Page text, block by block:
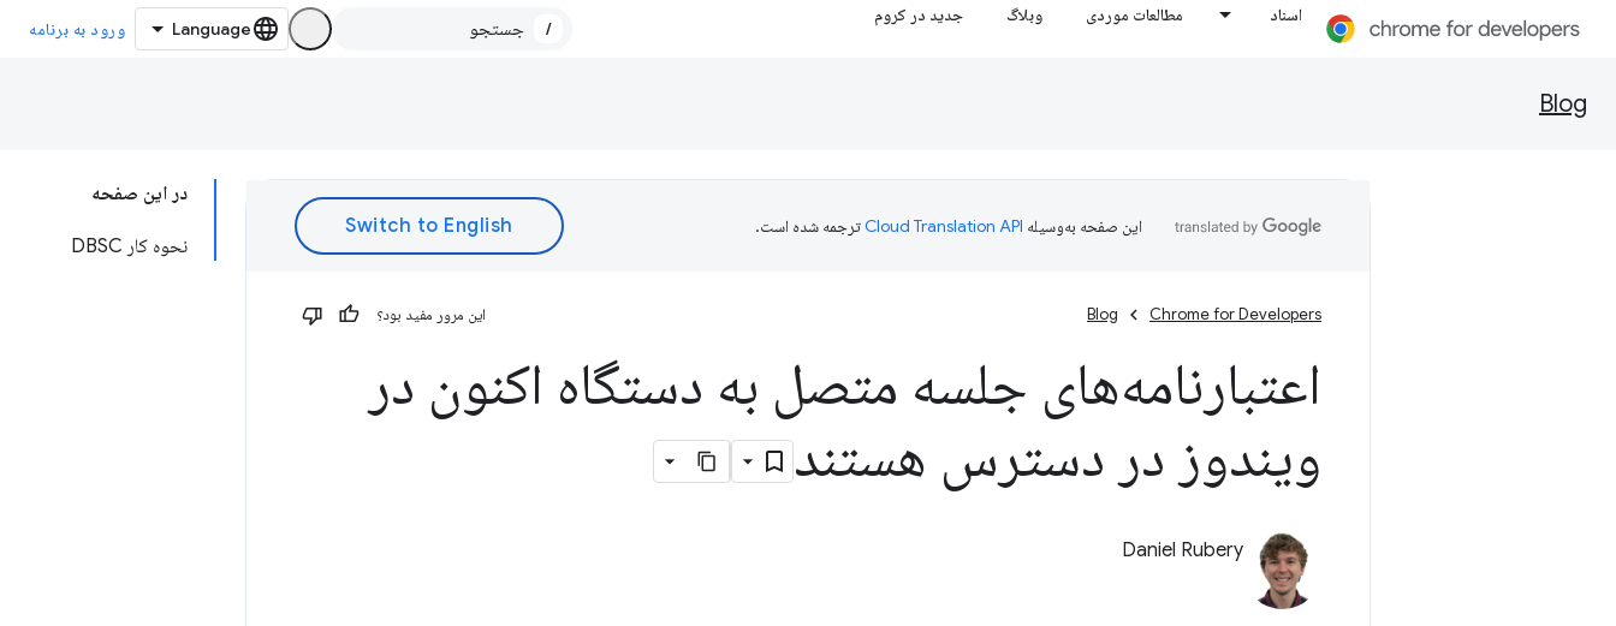
اسناد مطالعات موردی وبلاگ جدید در کروم
/ ورود به برنامه
Blog
در این صفحه
نحوه کار DBSC
این صفحه به‌وسیله ترجمه شده است.
Chrome for Developers
Blog این مرور مفید بود؟
اعتبارنامه‌های جلسه متصل به دستگاه اکنون در
ویندوز در دسترس هستند
Daniel Rubery